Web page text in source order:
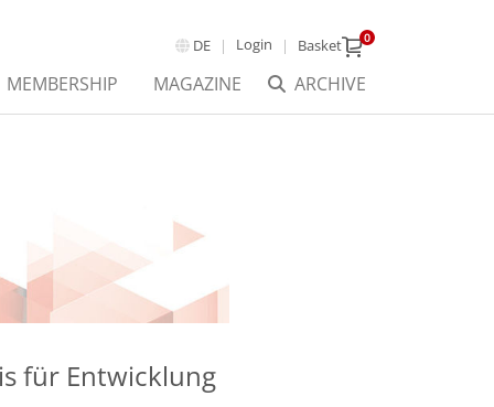
DE Login Basket 0
ARCHIVE
MEMBERSHIP MAGAZINE
für Entwicklung